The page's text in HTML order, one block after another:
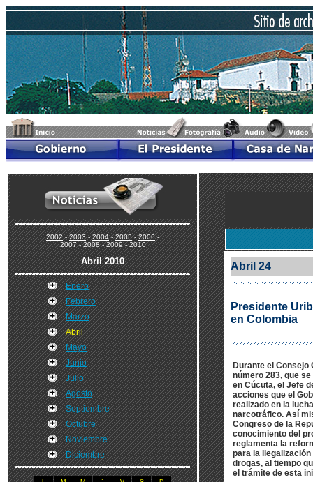
2002-2003-2004-2005-2006-
2007-2008-2009-2010
Abril 2010
Enero
Febrero
Marzo
Abril
Mayo
Junio
Julio
Agosto
Septiembre
Octubre
Noviembre
Diciembre
Abril 24
Presidente
en Colombia
Durante el Consejo
número 283, que
en Cúcuta, el Jefe
acciones que el
realizado en la
narcotráfico. Así
Congreso de la
conocimiento del
reglamenta la
para la
drogas, al tiempo
el trámite de esta